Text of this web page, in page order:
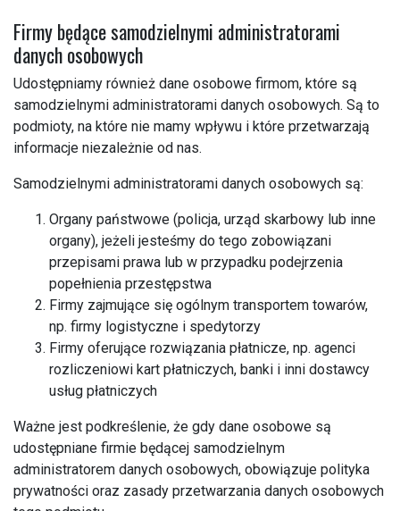
Firmy będące samodzielnymi administratorami
danych osobowych
Udostępniamy również dane osobowe firmom, które są
samodzielnymi administratorami danych osobowych. Są to
podmioty, na które nie mamy wpływu i które przetwarzają
informacje niezależnie od nas.
Samodzielnymi administratorami danych osobowych są:
Organy państwowe (policja, urząd skarbowy lub inne
organy), jeżeli jesteśmy do tego zobowiązani
przepisami prawa lub w przypadku podejrzenia
popełnienia przestępstwa
Firmy zajmujące się ogólnym transportem towarów,
np. firmy logistyczne i spedytorzy
Firmy oferujące rozwiązania płatnicze, np. agenci
rozliczeniowi kart płatniczych, banki i inni dostawcy
usług płatniczych
Ważne jest podkreślenie, że gdy dane osobowe są
udostępniane firmie będącej samodzielnym
administratorem danych osobowych, obowiązuje polityka
prywatności oraz zasady przetwarzania danych osobowych